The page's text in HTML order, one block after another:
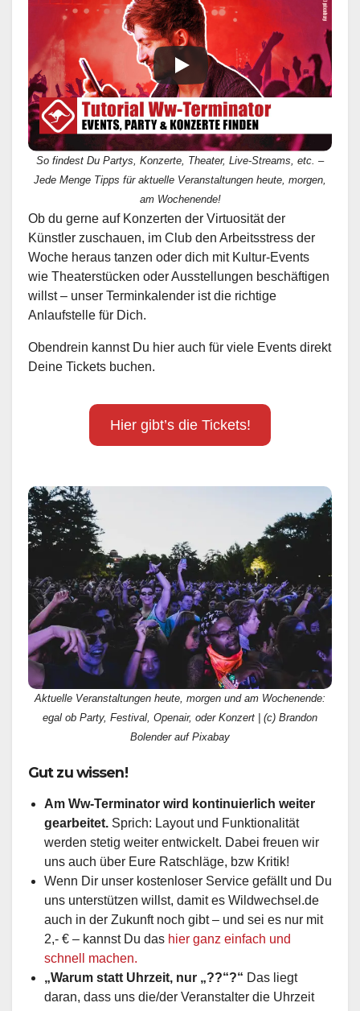
So findest Du Partys, Konzerte, Theater, Live-Streams, etc. –
Jede Menge Tipps für aktuelle Veranstaltungen heute, morgen,
am Wochenende!
Ob du gerne auf Konzerten der Virtuosität der
Künstler zuschauen, im Club den Arbeitsstress der
Woche heraus tanzen oder dich mit Kultur-Events
wie Theaterstücken oder Ausstellungen beschäftigen
willst – unser Terminkalender ist die richtige
Anlaufstelle für Dich.
Obendrein kannst Du hier auch für viele Events direkt
Deine Tickets buchen.
Hier gibt’s die Tickets!
Aktuelle Veranstaltungen heute, morgen und am Wochenende:
egal ob Party, Festival, Openair, oder Konzert | (c) Brandon
Bolender auf Pixabay
Gut zu wissen!
Am Ww-Terminator wird kontinuierlich weiter
gearbeitet. Sprich: Layout und Funktionalität
werden stetig weiter entwickelt. Dabei freuen wir
uns auch über Eure Ratschläge, bzw Kritik!
Wenn Dir unser kostenloser Service gefällt und Du
uns unterstützen willst, damit es Wildwechsel.de
auch in der Zukunft noch gibt – und sei es nur mit
2,- € – kannst Du das hier ganz einfach und
schnell machen.
„Warum statt Uhrzeit, nur „??“?“ Das liegt
daran, dass uns die/der Veranstalter die Uhrzeit